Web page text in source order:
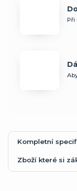
Při
Kompletní
Zboží které si